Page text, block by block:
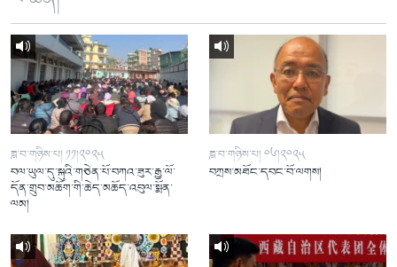
ཟླ་བ་གཉིས་པ། ༡༡།༢༠༢༥
བལ་ཡུལ་དུ་སྐུའི་གཅེན་པོ་བཀའ་ཟུར་རྒྱ་ལོ་
དོན་གྲུབ་མཆོག་གི་ཆེད་མཆོད་འབུལ་སྨོན་
ལམ།
ཟླ་བ་གཉིས་པ། ༠༦།༢༠༢༥
བཀྲས་མཐོང་དབང་བོ་ལགས།